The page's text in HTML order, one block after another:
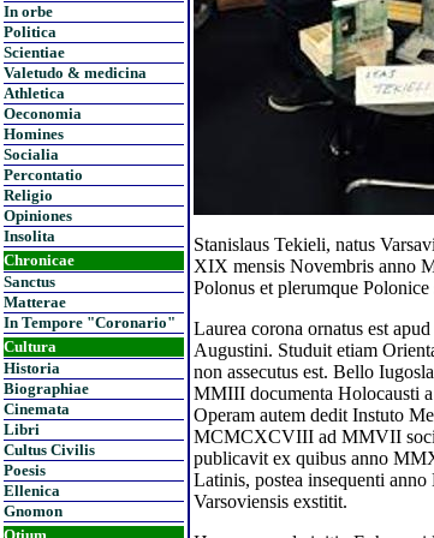
In orbe
Politica
Scientiae
Valetudo & medicina
Athletica
Oeconomia
Homines
Socialia
Percontatio
Religio
Opiniones
Insolita
Chronicae
Sanctus
Matterae
In Tempore "Coronario"
Cultura
Historia
Biographiae
Cinemata
Libri
Cultus Civilis
Poesis
Ellenica
Gnomon
Stanislaus Tekieli, natus
XIX mensis Novembris anno
Polonus et plerumque
Laurea corona ornatus est
Augustini. Studuit etiam
non assecutus est. Bello
MMIII documenta Holocausti
Operam autem dedit Instuto
MCMCXCVIII ad MMVII
publicavit ex quibus anno
Latinis, postea insequenti
Varsoviensis exstitit.